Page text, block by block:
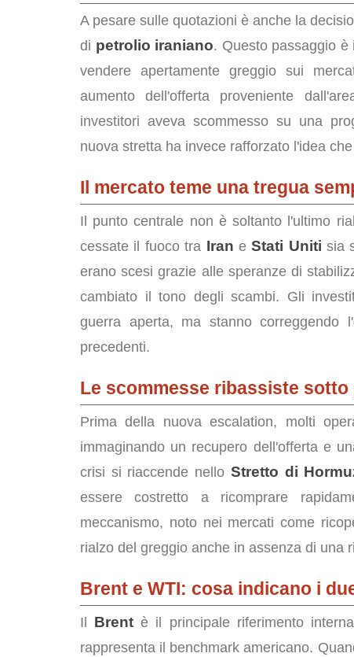
A pesare sulle quotazioni è anche la
di petrolio iraniano. Questo passaggio è
vendere apertamente greggio sui
aumento dell'offerta proveniente
investitori aveva scommesso su una
nuova stretta ha invece rafforzato l'idea
Il mercato teme una tregua
Il punto centrale non è soltanto l'ultimo
cessate il fuoco tra Iran eStati Uniti sia
erano scesi grazie alle speranze di
cambiato il tono degli scambi. Gli
guerra aperta, ma stanno correggendo
precedenti.
Le scommesse ribassiste sotto
Prima della nuova escalation, molti
immaginando un recupero dell'offerta e
crisi si riaccende nello Stretto di
essere costretto a ricomprare
meccanismo, noto nei mercati come
rialzo del greggio anche in assenza di una
Brent e WTI: cosa indicano i
Il Brent è il principale riferimento
rappresenta il benchmark americano.